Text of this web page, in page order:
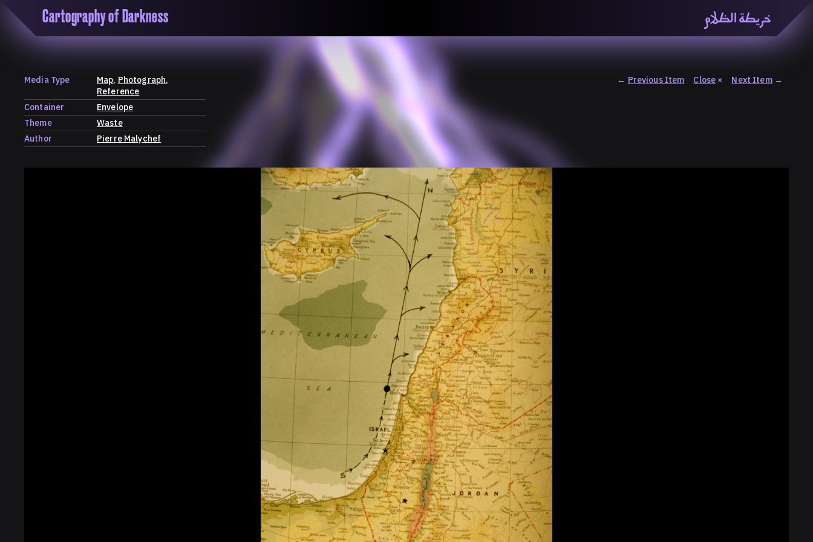
Cartography of Darkness خريطة الظلام
'Cartogrophy of Darkness' is a transclusive, collective
research platform dedicated to exploring universalisms and
the unity of knowledge in our highly obfuscated, crisis-
ridden age. The platform is comprised of a triad of spaces: a
map, a repository and a periodical.
About
ماهيتنا
Map
Periodical
Repository
الحاوية
Contributors
المساهمين
Colophon
«خريطة الظّلام» هي منصّة بحثيّة تشاركيّة تستقصي مفاهيم العالميّة
Media Type Map Photograph
Reference
Container
Envelope
Theme
Waste
Author
Pierre Malychef
← Previous Item Close × Next Item→